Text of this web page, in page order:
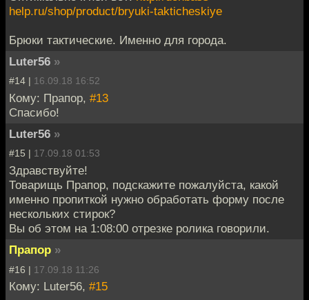
help.ru/shop/product/bryuki-takticheskiye
Брюки тактические. Именно для города.
Luter56 »
#14 | 16.09.18 16:52
Кому: Прапор, #13
Спасибо!
Luter56 »
#15 | 17.09.18 01:53
Здравствуйте!
Товарищь Прапор, подскажите пожалуйста, какой
именно пропиткой нужно обработать форму после
нескольких стирок?
Вы об этом на 1:08:00 отрезке ролика говорили.
Прапор »
#16 | 17.09.18 11:26
Кому: Luter56, #15